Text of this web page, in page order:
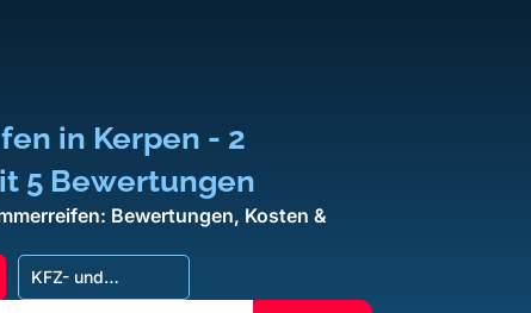
in Kerpen - 2
5 Bewertungen
Bewertungen, Kosten &
KFZ- und
Autowerkstatt